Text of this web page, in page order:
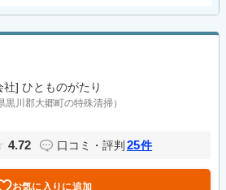
社] ひとものがたり
黒川郡大郷町の特殊清掃）
4.72 口コミ・評判 25件
お気に入りに追加